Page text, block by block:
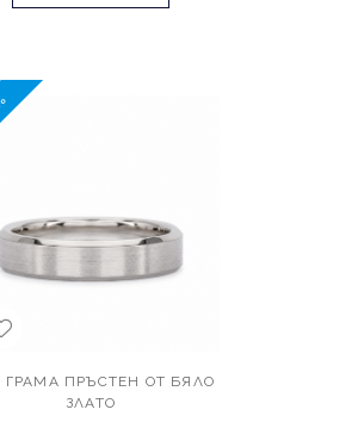
ГРАМА ПРЪСТЕН ОТ БЯЛО
ЗЛАТО